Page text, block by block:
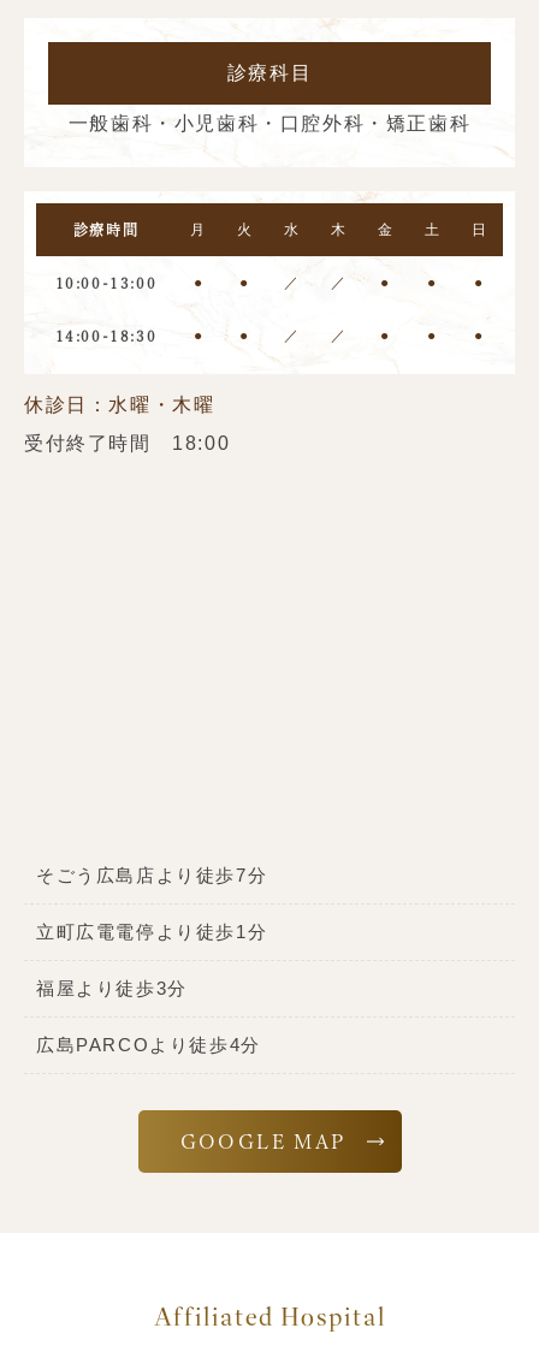
診療科目
一般歯科・小児歯科・口腔外科・矯正歯科
診療時間 月 火 水 木 金 土 日
10:00-13:00 ● ● ／ ／ ● ● ●
14:00-18:30 ● ● ／ ／ ● ● ●
休診日：水曜・木曜
受付終了時間 18:00
そごう広島店より徒歩7分
立町広電電停より徒歩1分
福屋より徒歩3分
広島PARCOより徒歩4分
GOOGLE MAP
Affiliated Hospital